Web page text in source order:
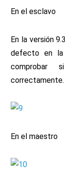
En el esclavo
En la versión
defecto en la
comprobar
correctamente.
En el maestro